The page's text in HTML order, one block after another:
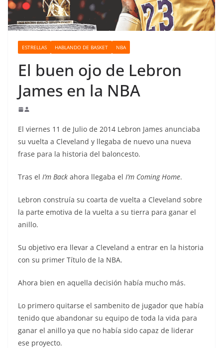
ESTRELLAS HABLANDO DE BASKET NBA
El buen ojo de Lebron
James en la NBA
El viernes 11 de Julio de 2014 Lebron James anunciaba
su vuelta a Cleveland y llegaba de nuevo una nueva
frase para la historia del baloncesto.
Tras el I’m Back ahora llegaba el I’m Coming Home.
Lebron construía su coarta de vuelta a Cleveland sobre
la parte emotiva de la vuelta a su tierra para ganar el
anillo.
Su objetivo era llevar a Cleveland a entrar en la historia
con su primer Título de la NBA.
Ahora bien en aquella decisión había mucho más.
Lo primero quitarse el sambenito de jugador que había
tenido que abandonar su equipo de toda la vida para
ganar el anillo ya que no había sido capaz de liderar
ese proyecto.